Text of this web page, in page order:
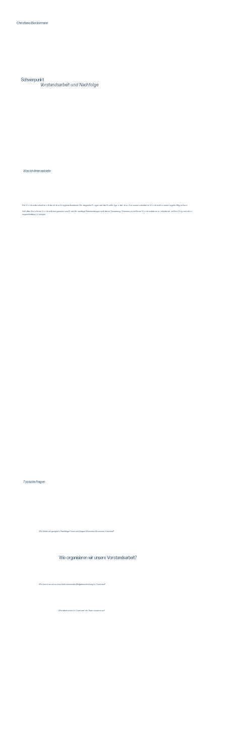
Christiane Biedermann
Was ich Ihnen anbiete
Die Vorstandsarbeit ist oft durch das Dringliche bestimmt. Strategische Fragen wie die Nachfolge oder das Zusammenarbeiten im Vorstand kommen regelmäßig zu kurz.
Schaffen Sie in Ihrem Vorstand eine gemeinsame Basis für wichtige Entscheidungen und deren Umsetzung. Gemeinsam mit Ihrem Vorstandsteam erarbeite ich auf Ihre Organisation
zugeschnittene Lösungen.
Typische Fragen
Wie finden wir geeignete Nachfolger*innen und jüngere Menschen für unseren Vorstand?
Wie organisieren wir unsere Vorstandsarbeit?
Wie kommen wir zu einer funktionierenden Aufgabenverteilung im Vorstand?
Wie arbeiten wir im Vorstand als Team zusammen?
Schwerpunkt
Vorstandsarbeit und Nachfolge